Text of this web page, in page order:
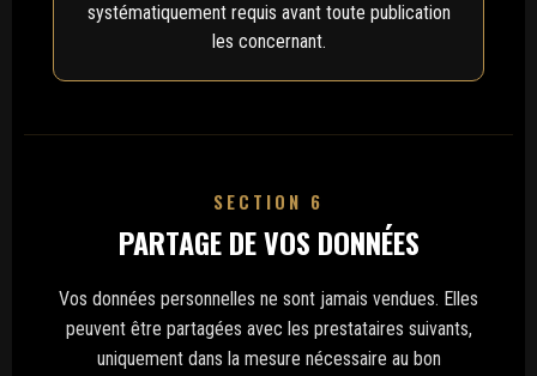
systématiquement requis avant toute publication
les concernant.
SECTION 6
PARTAGE DE VOS DONNÉES
Vos données personnelles ne sont jamais vendues. Elles
peuvent être partagées avec les prestataires suivants,
uniquement dans la mesure nécessaire au bon